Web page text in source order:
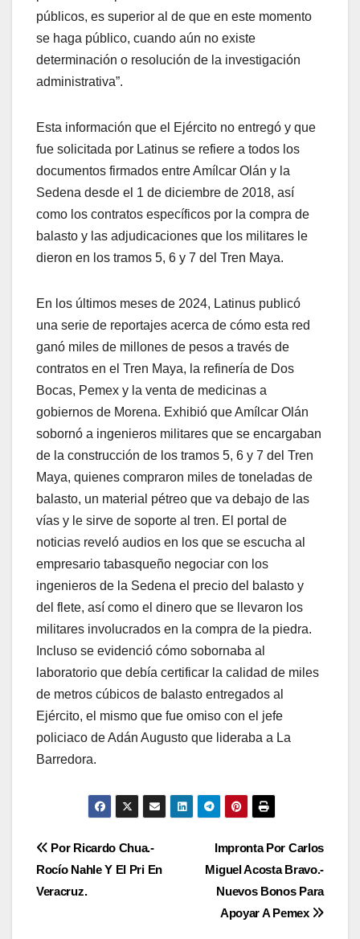
públicos, es superior al de que en este momento
se haga público, cuando aún no existe
determinación o resolución de la investigación
administrativa”.
Esta información que el Ejército no entregó y que
fue solicitada por Latinus se refiere a todos los
documentos firmados entre Amílcar Olán y la
Sedena desde el 1 de diciembre de 2018, así
como los contratos específicos por la compra de
balasto y las adjudicaciones que los militares le
dieron en los tramos 5, 6 y 7 del Tren Maya.
En los últimos meses de 2024, Latinus publicó
una serie de reportajes acerca de cómo esta red
ganó miles de millones de pesos a través de
contratos en el Tren Maya, la refinería de Dos
Bocas, Pemex y la venta de medicinas a
gobiernos de Morena. Exhibió que Amílcar Olán
sobornó a ingenieros militares que se encargaban
de la construcción de los tramos 5, 6 y 7 del Tren
Maya, quienes compraron miles de toneladas de
balasto, un material pétreo que va debajo de las
vías y le sirve de soporte al tren. El portal de
noticias reveló audios en los que se escucha al
empresario tabasqueño negociar con los
ingenieros de la Sedena el precio del balasto y
del flete, así como el dinero que se llevaron los
militares involucrados en la compra de la piedra.
Incluso se evidenció cómo sobornaba al
laboratorio que debía certificar la calidad de miles
de metros cúbicos de balasto entregados al
Ejército, el mismo que fue omiso con el jefe
policiaco de Adán Augusto que lideraba a La
Barredora.
Navegación
de
Impronta Por Carlos
Miguel Acosta Bravo.-
Nuevos Bonos Para
Apoyar A Pemex
Por Ricardo Chua.-
Rocío Nahle Y El Pri En
Veracruz.